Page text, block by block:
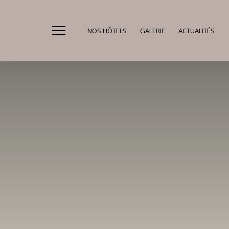
NOS HÔTELS GALERIE ACTUALITÉS